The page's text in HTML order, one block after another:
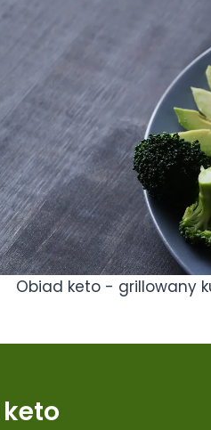
Obiad keto - grillowany